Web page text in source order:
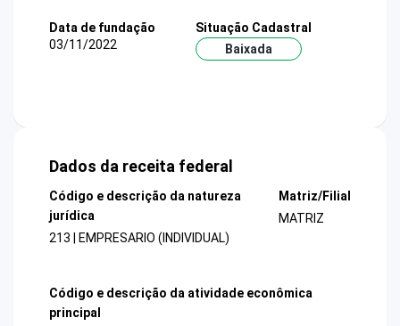
Data de fundação
03/11/2022
Situação Cadastral
Baixada
Dados da receita federal
Código e descrição da natureza
jurídica
213 | EMPRESARIO (INDIVIDUAL)
Matriz/Filial
MATRIZ
Código e descrição da atividade econômica
principal